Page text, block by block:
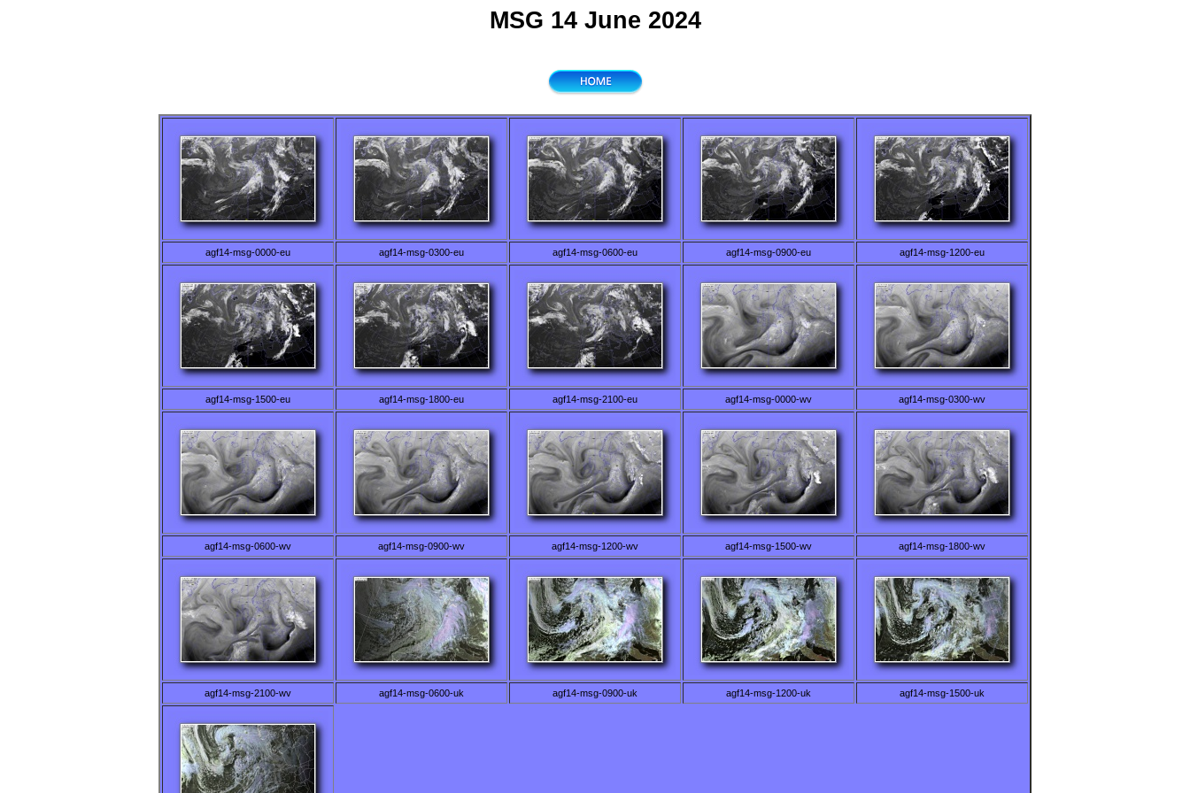
MSG 14 June 2024
agf14-msg-0000-eu agf14-msg-0300-eu agf14-msg-0600-eu agf14-msg-0900-eu agf14-msg-1200-eu
agf14-msg-1500-eu agf14-msg-1800-eu agf14-msg-2100-eu agf14-msg-0000-wv agf14-msg-0300-wv
agf14-msg-0600-wv agf14-msg-0900-wv agf14-msg-1200-wv agf14-msg-1500-wv agf14-msg-1800-wv
agf14-msg-2100-wv agf14-msg-0600-uk agf14-msg-0900-uk agf14-msg-1200-uk agf14-msg-1500-uk